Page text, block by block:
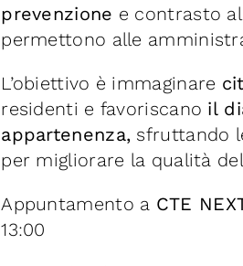
prevenzione e contrasto
permettono alle
L’obiettivo è immaginare
residenti e favoriscano il
appartenenza, sfruttando
per migliorare la qualità
Appuntamento a CTE
13:00